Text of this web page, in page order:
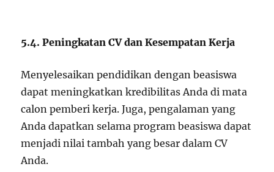
5.4. Peningkatan CV dan Kesempatan Kerja
Menyelesaikan pendidikan dengan beasiswa
dapat meningkatkan kredibilitas Anda di mata
calon pemberi kerja. Juga, pengalaman yang
Anda dapatkan selama program beasiswa dapat
menjadi nilai tambah yang besar dalam CV
Anda.